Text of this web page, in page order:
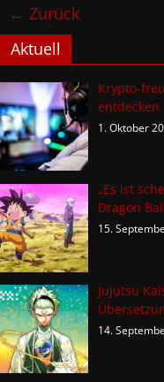
← Zurück
Aktuell
Krypto-
entdecken
1. Oktober
„Es ist
Dragon
15.
Jujutsu
14.